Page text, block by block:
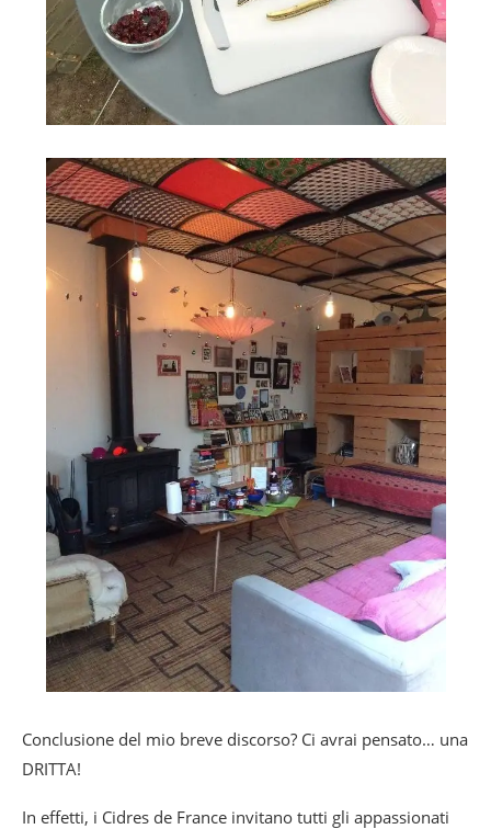
Conclusione del mio breve discorso? Ci avrai pensato… una
DRITTA!
In effetti, i Cidres de France invitano tutti gli appassionati